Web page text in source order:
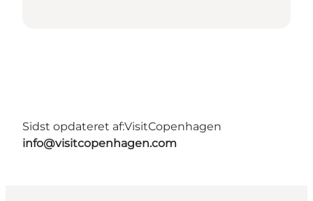
Sidst opdateret af:VisitCopenhagen
info@visitcopenhagen.com